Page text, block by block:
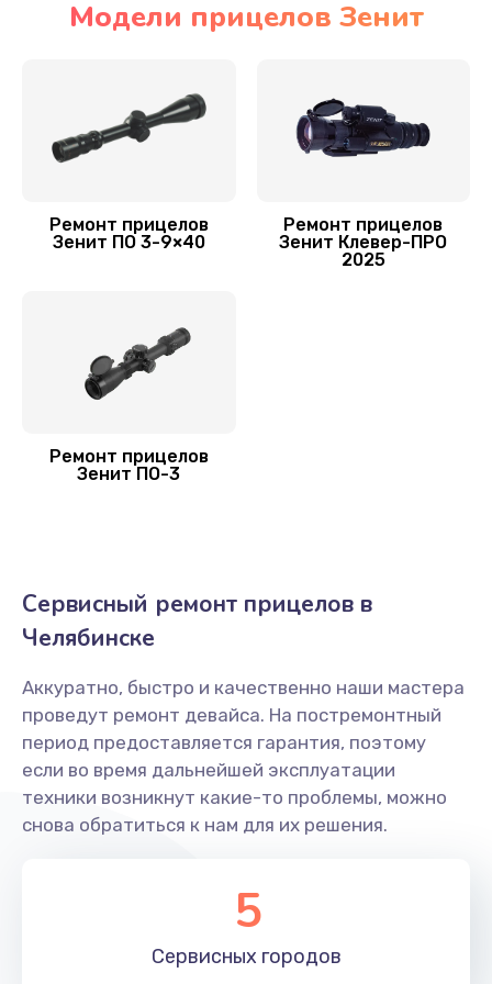
Заказать
750 руб.
Прошивка (Обновление ПО)
590 руб.
Калибровка и настройка
750 руб.
Заказать
Ремонт электронно-лучевой трубки
Заказать
Замена микросхемы логики
Модели прицелов Зенит
Ремонт прицелов
Зенит ПО 3-9×40
Ремонт прицелов
Зенит Клевер-ПРО
2025
Ремонт прицелов
Зенит ПО-3
Сервисный ремонт прицелов в
Челябинске
Аккуратно, быстро и качественно наши мастера
проведут ремонт девайса. На постремонтный
период предоставляется гарантия, поэтому
если во время дальнейшей эксплуатации
техники возникнут какие-то проблемы, можно
снова обратиться к нам для их решения.
5
Сервисных городов